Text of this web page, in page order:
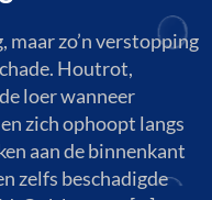
zo’n verstopping
Houtrot,
loer wanneer
zich ophoopt langs
aan de binnenkant
zelfs beschadigde